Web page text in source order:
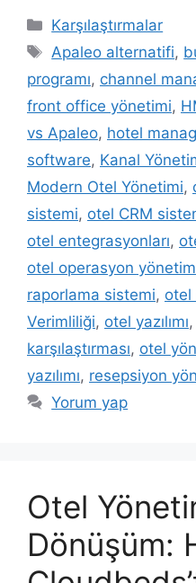
Kategoriler
Karşılaştırmalar
Etiketler
Apaleo alternatifi,
programı, channel
front office yönetimi,
vs Apaleo, hotel
software, Kanal
Modern Otel Yönetimi,
sistemi, otel CRM
otel entegrasyonları,
otel operasyon
raporlama sistemi, otel
Verimliliği, otel yazılımı,
karşılaştırması, otel
yazılımı, resepsiyon
Yorum yap
Otel
Dönüşüm: